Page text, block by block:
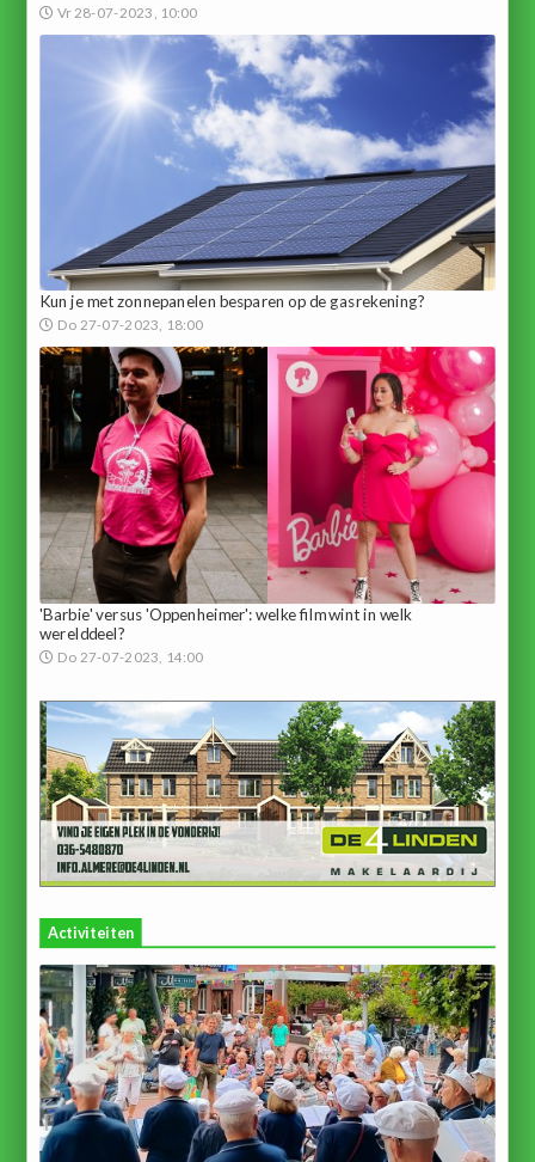
Vr 28-07-2023, 10:00
Kun je met zonnepanelen besparen op de gasrekening?
Do 27-07-2023, 18:00
'Barbie' versus 'Oppenheimer': welke film wint in welk
werelddeel?
Do 27-07-2023, 14:00
Activiteiten